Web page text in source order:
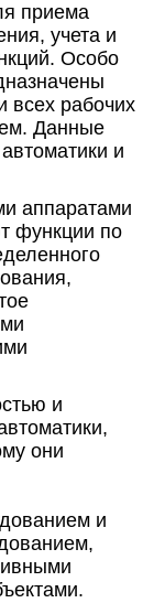
приема
учета и
Особо
всех рабочих
Данные
и
аппаратами
функции по
и
они
и